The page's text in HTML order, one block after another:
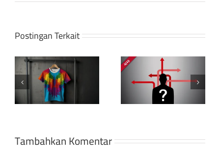
Postingan Terkait
Identitas politik
dalam sistem dan
lingkungan
politik yang
Hak Kepemilikan
antar Peradaban
Tambahkan Komentar